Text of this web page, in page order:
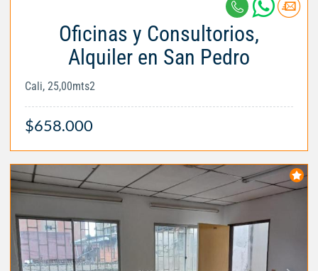
Oficinas y Consultorios,
Alquiler en San Pedro
Cali, 25,00mts2
$658.000